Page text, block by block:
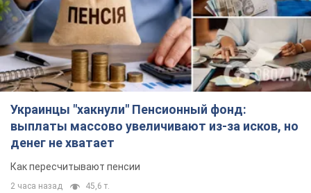
Украинцы "хакнули" Пенсионный фонд:
выплаты массово увеличивают из-за исков, но
денег не хватает
Как пересчитывают пенсии
2 часа назад 45,6 т.